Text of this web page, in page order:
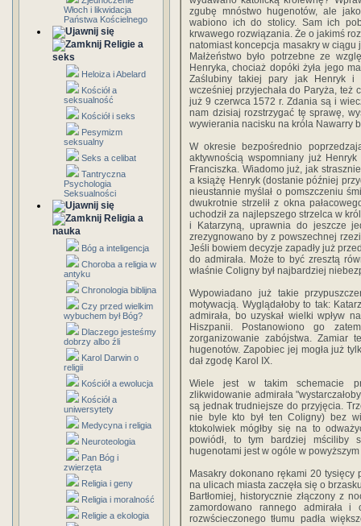
Włoch i likwidacja
Państwa Kościelnego
Religie a
seks
Heloiza i Abelard
Kościół a
seksualność
Kościół i seks
Pesymizm
seksualny
Seks a celibat
Tantryczna
Psychologia
Seksualności
Religia a
nauka
Bóg a inteligencja
Choroba a religia w
antyku
Chronologia biblijna
Czy przed wielkim
wybuchem był Bóg?
Dlaczego jesteśmy
dobrzy albo źli
Karol Darwin o
religii
Kościół a ewolucja
Kościół a
uniwersytety
Medycyna i religia
Neuroteologia
Pan Bóg i
zwierzęta
Religia i geny
Religia i moralność
Religie a ekologia
zgubę mnóstwo hugenotów, ale
wabiono ich do stolicy. Sam ich
krwawego rozwiązania. Że o jakimś
natomiast koncepcja masakry w ciągu
Małżeństwo było potrzebne ze
Henryka, chociaż dopóki żyła jego
Zaślubiny takiej pary jak Henryk i
wcześniej przyjechała do Paryża, też
już 9 czerwca 1572 r. Zdania są i
nam dzisiaj rozstrzygać tę sprawę,
wywierania nacisku na króla Nawarry
W okresie bezpośrednio
aktywnością wspomniany już
Franciszka. Wiadomo już, jak
a książę Henryk (dostanie później
nieustannie myślał o pomszczeniu
dwukrotnie strzelił z okna
uchodził za najlepszego strzelca w
i Katarzyną, uprawnia do jeszcze
zrezygnowano by z powszechnej
Jeśli bowiem decyzje zapadły już
do admirała. Może to być zresztą
właśnie Coligny był najbardziej
Wypowiadano już takie
motywacją. Wyglądałoby to tak:
admirała, bo uzyskał wielki wpływ
Hiszpanii. Postanowiono go
zorganizowanie zabójstwa. Zamiar
hugenotów. Zapobiec jej mogła już
dał zgodę Karol IX.
Wiele jest w takim schemacie
zlikwidowanie admirała
są jednak trudniejsze do przyjęcia.
nie byle kto był ten Coligny) bez
ktokolwiek mógłby się na to
powiódł, to tym bardziej mściliby
hugenotami jest w ogóle w
Masakry dokonano rękami 20
na ulicach miasta zaczęła się o
Bartłomiej, historycznie złączony z
zamordowano rannego admirała
rozwścieczonego tłumu padła